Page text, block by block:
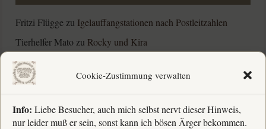
Cookie-Zustimmung verwalten
Info: Liebe Besucher, auch mich selbst nervt dieser Hinweis,
nur leider muß er sein, sonst kann ich bösen Ärger bekommen.
Fritzi Flügge zu Igelauffangstationen nach Postleitzahlen
Tierhelfer Mato zu Rocky und Kira
Barbara Schnubel
Barbara SchnubelzuHumbi und Nazuna †